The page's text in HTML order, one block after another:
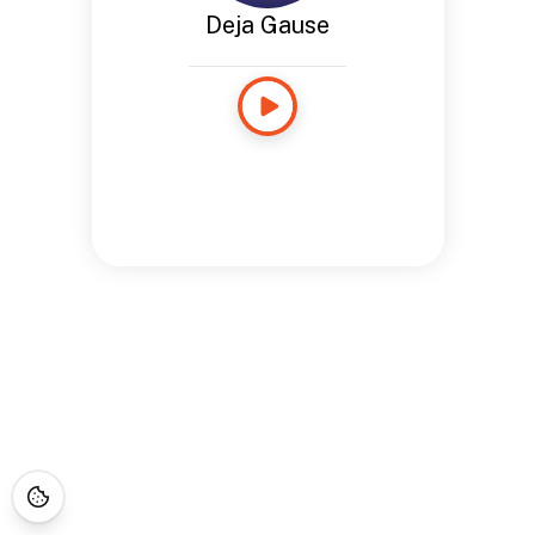
Deja Gause